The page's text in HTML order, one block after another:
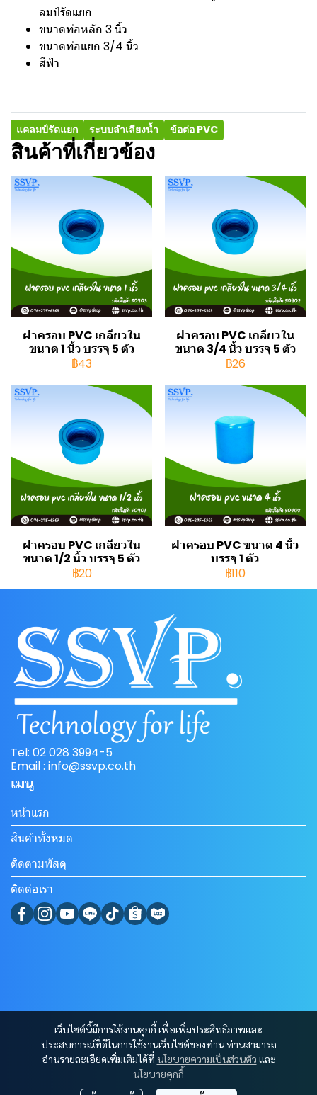
ลมป์รัดแยก
ขนาดท่อหลัก 3 นิ้ว
ขนาดท่อแยก 3/4 นิ้ว
สีฟ้า
แคลมป์รัดแยก ระบบลำเลียงน้ำ ข้อต่อ PVC
สินค้าที่เกี่ยวข้อง
ฝาครอบ PVC เกลียวใน
ขนาด 1 นิ้ว บรรจุ 5 ตัว
฿43
ฝาครอบ PVC เกลียวใน
ขนาด 3/4 นิ้ว บรรจุ 5 ตัว
฿26
ฝาครอบ PVC เกลียวใน
ขนาด 1/2 นิ้ว บรรจุ 5 ตัว
฿20
ฝาครอบ PVC ขนาด 4 นิ้ว
บรรจุ 1 ตัว
฿110
เว็บไซต์นี้มีการใช้งานคุกกี้ เพื่อเพิ่มประสิทธิภาพและ
ประสบการณ์ที่ดีในการใช้งานเว็บไซต์ของท่าน ท่านสามารถ
อ่านรายละเอียดเพิ่มเติมได้ที่ นโยบายความเป็นส่วนตัว และ
นโยบายคุกกี้
Tel: 02 028 3994-5
Email : info@ssvp.co.th
เมนู
หน้าแรก
สินค้าทั้งหมด
ติดตามพัสดุ
ติดต่อเรา